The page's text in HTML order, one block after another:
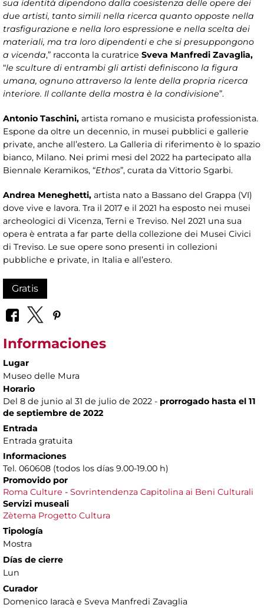
sua identità dipendono dalla coesistenza delle opere dei
due artisti, tanto simili nella ricerca quanto opposte nella
trasfigurazione e nella loro espressione e nella scelta dei
materiali, ma tra loro dipendenti e che si presuppongono
a vicenda,” racconta la curatrice Sveva Manfredi Zavaglia,
“le sculture di entrambi gli artisti definiscono la figura
umana, ognuno attraverso la lente della propria ricerca
interiore. Il collante della mostra è la condivisione”.
Antonio Taschini, artista romano e musicista professionista.
Espone da oltre un decennio, in musei pubblici e gallerie
private, anche all’estero. La Galleria di riferimento è lo spazio
bianco, Milano. Nei primi mesi del 2022 ha partecipato alla
Biennale Keramikos, “Ethos”, curata da Vittorio Sgarbi.
Andrea Meneghetti, artista nato a Bassano del Grappa (VI)
dove vive e lavora. Tra il 2017 e il 2021 ha esposto nei musei
archeologici di Vicenza, Terni e Treviso. Nel 2021 una sua
opera è entrata a far parte della collezione dei Musei Civici
di Treviso. Le sue opere sono presenti in collezioni
pubbliche e private, in Italia e all’estero.
Gratis
Informaciones
Lugar
Museo delle Mura
Horario
Del 8 de junio al 31 de julio de 2022 - prorrogado hasta el 11
de septiembre de 2022
Entrada
Entrada gratuita
Informaciones
Tel. 060608 (todos los días 9.00-19.00 h)
Promovido por
Roma Culture - Sovrintendenza Capitolina ai Beni Culturali
Servizi museali
Zètema Progetto Cultura
Tipología
Mostra
Días de cierre
Lun
Curador
Domenico Iaracà e Sveva Manfredi Zavaglia